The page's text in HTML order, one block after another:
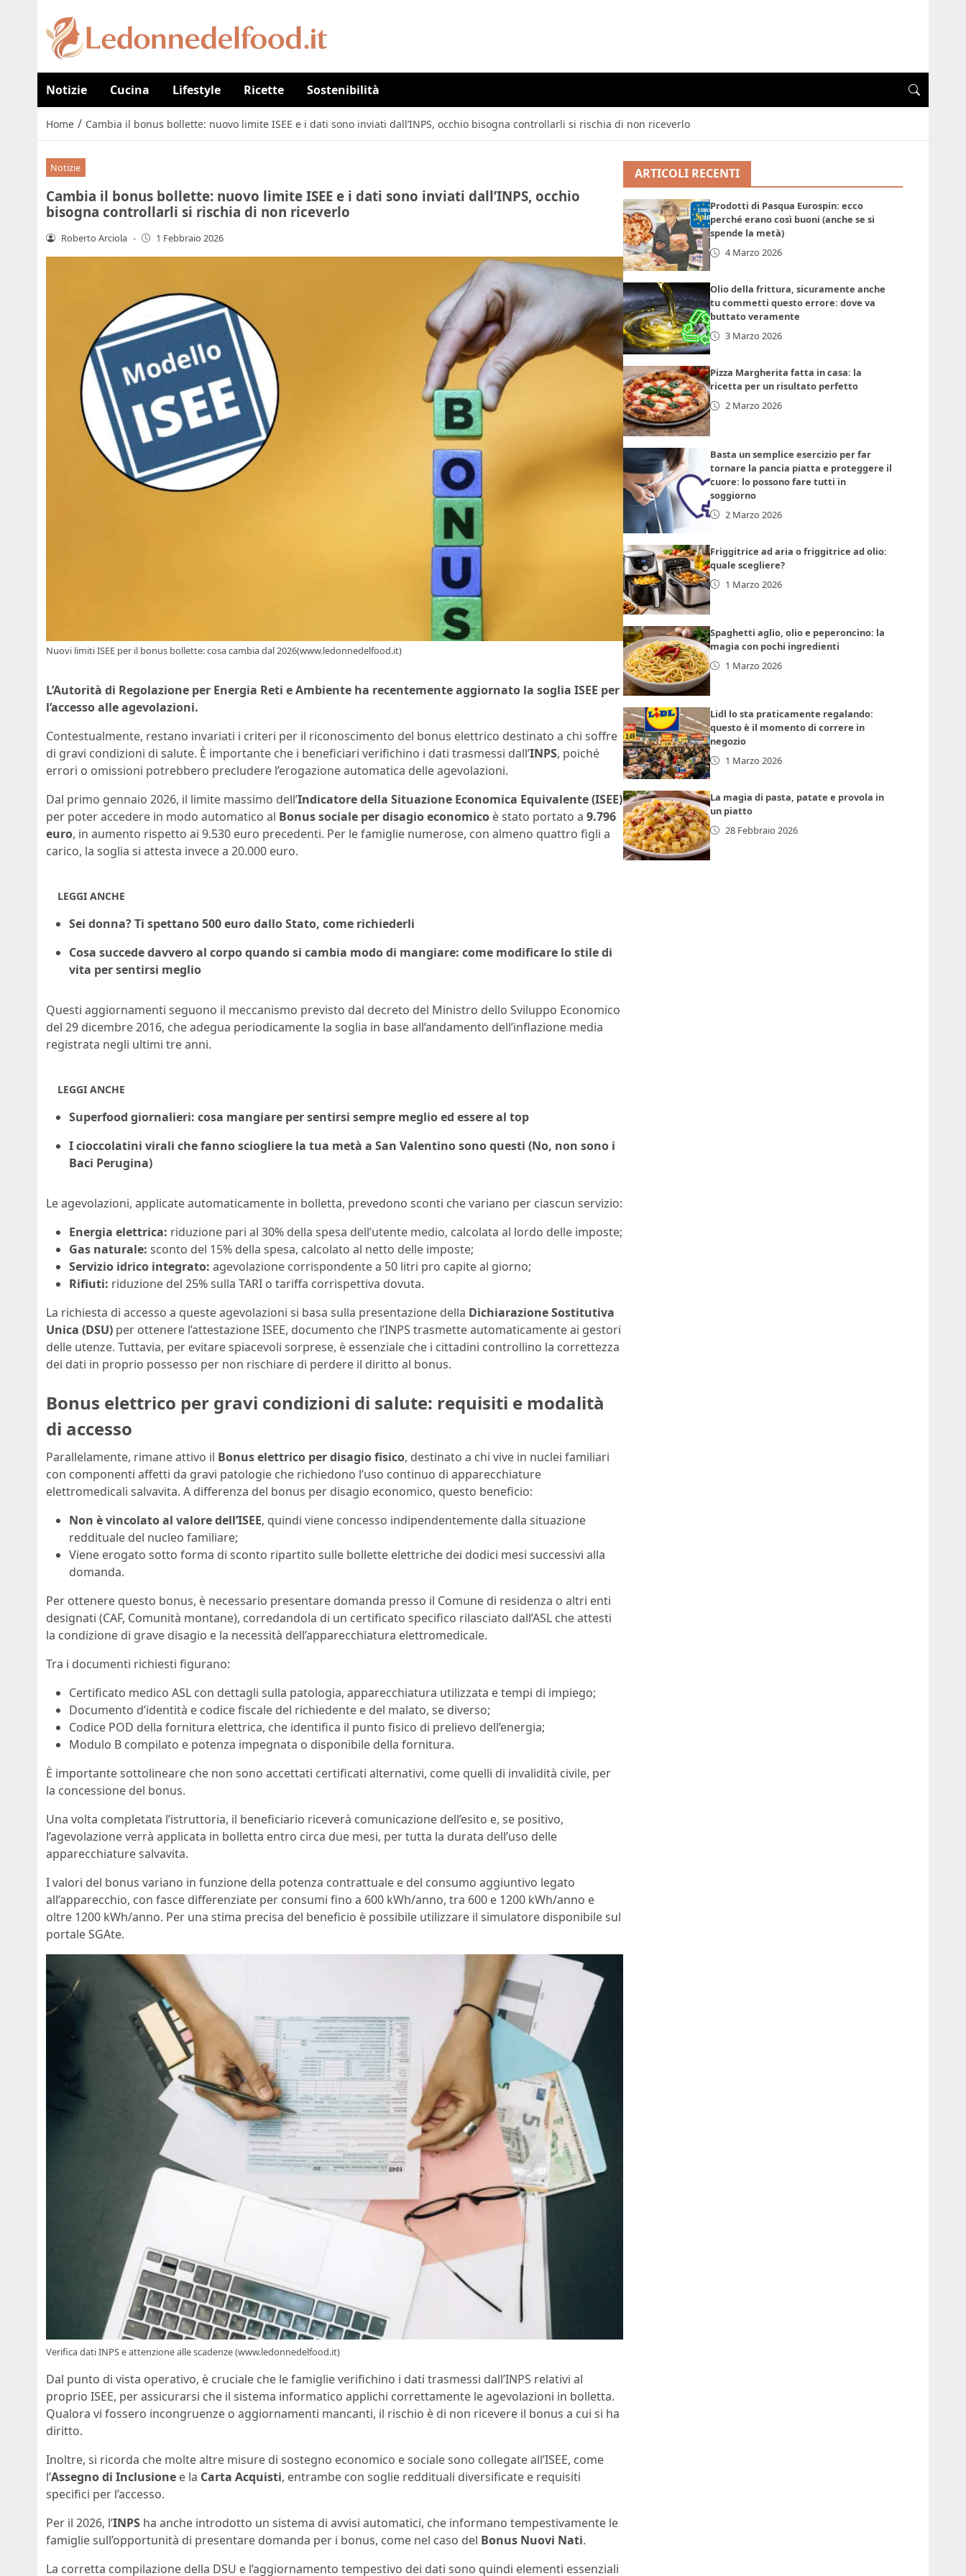
Notizie Cucina Lifestyle Ricette Sostenibilità
Home / Cambia il bonus bollette: nuovo limite ISEE e i dati sono inviati dall’INPS, occhio bisogna controllarli si rischia di non riceverlo
Notizie
Cambia il bonus bollette: nuovo limite ISEE e i dati sono inviati dall’INPS, occhio
bisogna controllarli si rischia di non riceverlo
Roberto Arciola - 1 Febbraio 2026
Nuovi limiti ISEE per il bonus bollette: cosa cambia dal 2026(www.ledonnedelfood.it)
L’Autorità di Regolazione per Energia Reti e Ambiente ha recentemente aggiornato la soglia ISEE per
l’accesso alle agevolazioni.
Contestualmente, restano invariati i criteri per il riconoscimento del bonus elettrico destinato a chi soffre
di gravi condizioni di salute. È importante che i beneficiari verifichino i dati trasmessi dall’INPS, poiché
errori o omissioni potrebbero precludere l’erogazione automatica delle agevolazioni.
Dal primo gennaio 2026, il limite massimo dell’Indicatore della Situazione Economica Equivalente (ISEE)
per poter accedere in modo automatico al Bonus sociale per disagio economico è stato portato a 9.796
euro, in aumento rispetto ai 9.530 euro precedenti. Per le famiglie numerose, con almeno quattro figli a
carico, la soglia si attesta invece a 20.000 euro.
LEGGI ANCHE
Sei donna? Ti spettano 500 euro dallo Stato, come richiederli
Cosa succede davvero al corpo quando si cambia modo di mangiare: come modificare lo stile di
vita per sentirsi meglio
Questi aggiornamenti seguono il meccanismo previsto dal decreto del Ministro dello Sviluppo Economico
del 29 dicembre 2016, che adegua periodicamente la soglia in base all’andamento dell’inflazione media
registrata negli ultimi tre anni.
LEGGI ANCHE
Superfood giornalieri: cosa mangiare per sentirsi sempre meglio ed essere al top
I cioccolatini virali che fanno sciogliere la tua metà a San Valentino sono questi (No, non sono i
Baci Perugina)
Le agevolazioni, applicate automaticamente in bolletta, prevedono sconti che variano per ciascun servizio:
Energia elettrica: riduzione pari al 30% della spesa dell’utente medio, calcolata al lordo delle imposte;
Gas naturale: sconto del 15% della spesa, calcolato al netto delle imposte;
Servizio idrico integrato: agevolazione corrispondente a 50 litri pro capite al giorno;
Rifiuti: riduzione del 25% sulla TARI o tariffa corrispettiva dovuta.
La richiesta di accesso a queste agevolazioni si basa sulla presentazione della Dichiarazione Sostitutiva
Unica (DSU) per ottenere l’attestazione ISEE, documento che l’INPS trasmette automaticamente ai gestori
delle utenze. Tuttavia, per evitare spiacevoli sorprese, è essenziale che i cittadini controllino la correttezza
dei dati in proprio possesso per non rischiare di perdere il diritto al bonus.
Bonus elettrico per gravi condizioni di salute: requisiti e modalità
di accesso
Parallelamente, rimane attivo il Bonus elettrico per disagio fisico, destinato a chi vive in nuclei familiari
con componenti affetti da gravi patologie che richiedono l’uso continuo di apparecchiature
elettromedicali salvavita. A differenza del bonus per disagio economico, questo beneficio:
Non è vincolato al valore dell’ISEE, quindi viene concesso indipendentemente dalla situazione
reddituale del nucleo familiare;
Viene erogato sotto forma di sconto ripartito sulle bollette elettriche dei dodici mesi successivi alla
domanda.
Per ottenere questo bonus, è necessario presentare domanda presso il Comune di residenza o altri enti
designati (CAF, Comunità montane), corredandola di un certificato specifico rilasciato dall’ASL che attesti
la condizione di grave disagio e la necessità dell’apparecchiatura elettromedicale.
Tra i documenti richiesti figurano:
Certificato medico ASL con dettagli sulla patologia, apparecchiatura utilizzata e tempi di impiego;
Documento d’identità e codice fiscale del richiedente e del malato, se diverso;
Codice POD della fornitura elettrica, che identifica il punto fisico di prelievo dell’energia;
Modulo B compilato e potenza impegnata o disponibile della fornitura.
È importante sottolineare che non sono accettati certificati alternativi, come quelli di invalidità civile, per
la concessione del bonus.
Una volta completata l’istruttoria, il beneficiario riceverà comunicazione dell’esito e, se positivo,
l’agevolazione verrà applicata in bolletta entro circa due mesi, per tutta la durata dell’uso delle
apparecchiature salvavita.
I valori del bonus variano in funzione della potenza contrattuale e del consumo aggiuntivo legato
all’apparecchio, con fasce differenziate per consumi fino a 600 kWh/anno, tra 600 e 1200 kWh/anno e
oltre 1200 kWh/anno. Per una stima precisa del beneficio è possibile utilizzare il simulatore disponibile sul
portale SGAte.
Verifica dati INPS e attenzione alle scadenze (www.ledonnedelfood.it)
Dal punto di vista operativo, è cruciale che le famiglie verifichino i dati trasmessi dall’INPS relativi al
proprio ISEE, per assicurarsi che il sistema informatico applichi correttamente le agevolazioni in bolletta.
Qualora vi fossero incongruenze o aggiornamenti mancanti, il rischio è di non ricevere il bonus a cui si ha
diritto.
Inoltre, si ricorda che molte altre misure di sostegno economico e sociale sono collegate all’ISEE, come
l’Assegno di Inclusione e la Carta Acquisti, entrambe con soglie reddituali diversificate e requisiti
specifici per l’accesso.
Per il 2026, l’INPS ha anche introdotto un sistema di avvisi automatici, che informano tempestivamente le
famiglie sull’opportunità di presentare domanda per i bonus, come nel caso del Bonus Nuovi Nati.
La corretta compilazione della DSU e l’aggiornamento tempestivo dei dati sono quindi elementi essenziali
ARTICOLI RECENTI
Prodotti di Pasqua Eurospin: ecco
perché erano così buoni (anche se si
spende la metà)
4 Marzo 2026
Olio della frittura, sicuramente anche
tu commetti questo errore: dove va
buttato veramente
3 Marzo 2026
Pizza Margherita fatta in casa: la
ricetta per un risultato perfetto
2 Marzo 2026
Basta un semplice esercizio per far
tornare la pancia piatta e proteggere il
cuore: lo possono fare tutti in
soggiorno
2 Marzo 2026
Friggitrice ad aria o friggitrice ad olio:
quale scegliere?
1 Marzo 2026
Spaghetti aglio, olio e peperoncino: la
magia con pochi ingredienti
1 Marzo 2026
Lidl lo sta praticamente regalando:
questo è il momento di correre in
negozio
1 Marzo 2026
La magia di pasta, patate e provola in
un piatto
28 Febbraio 2026